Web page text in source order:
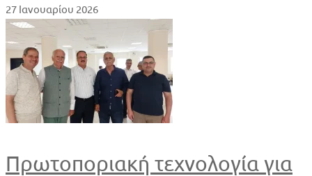
27 Ιανουαρίου 2026
Πρωτοποριακή τεχνολογία για